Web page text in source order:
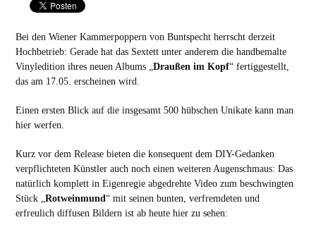
Bei den Wiener Kammerpoppern von Buntspecht herrscht derzeit
Hochbetrieb: Gerade hat das Sextett unter anderem die handbemalte
Vinyledition ihres neuen Albums „ Draußen im Kopf“ fertiggestellt,
das am 17.05. erscheinen wird.
Einen ersten Blick auf die insgesamt 500 hübschen Unikate kann man
hierwerfen.
Kurz vor dem Release bieten die konsequent dem DIY-Gedanken
verpflichteten Künstler auch noch einen weiteren Augenschmaus: Das
natürlich komplett in Eigenregie abgedrehte Video zum beschwingten
Stück „ Rotweinmund“ mit seinen bunten, verfremdeten und
erfreulich diffusen Bildern ist ab heute hier zu sehen: